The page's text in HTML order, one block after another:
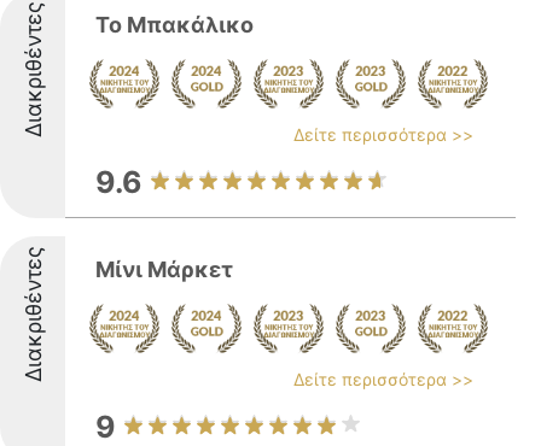
Διακριθέντες Το Μπακάλικο
Δείτε περισσότερα >>
9.6
Διακριθέντες Μίνι Μάρκετ
Δείτε περισσότερα >>
9